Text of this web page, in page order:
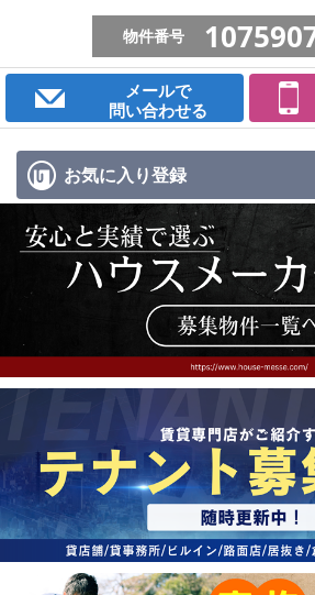
物件番号
メールで
問い合わせる
お気に入り登録